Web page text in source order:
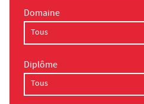
Domaine
Diplôme